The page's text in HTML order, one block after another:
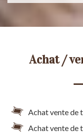
Achat /
Achat vente de
Achat vente de